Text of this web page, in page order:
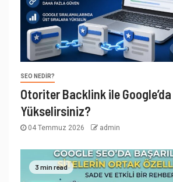
SEO NEDIR?
Otoriter Backlink ile Google’da
Yükselirsiniz?
04 Temmuz 2026 admin
3 min read